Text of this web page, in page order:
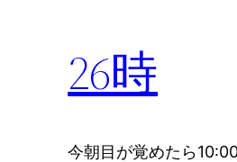
26時
今朝目が覚めたら